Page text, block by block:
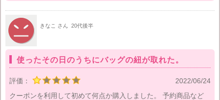
きなこ さん 20代後半
使ったその日のうちにバッグの紐が取れた。
評価：
2022/06/24
クーポンを利用して初めて何点か購入しました。 予約商品など